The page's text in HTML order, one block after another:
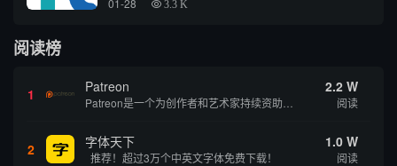
01-28 3.3 K
阅读榜
1 Patreon 2.2 W
阅读
2 字体天下
推荐！超过3万个中英文字体免费下载！
1.0 W
阅读